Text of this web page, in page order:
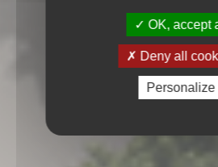
OK, accept
Deny all
Personalize